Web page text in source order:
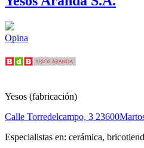
Opina
Yesos (fabricación)
Calle Torredelcampo, 3 23600
Especialistas en: cerámica,